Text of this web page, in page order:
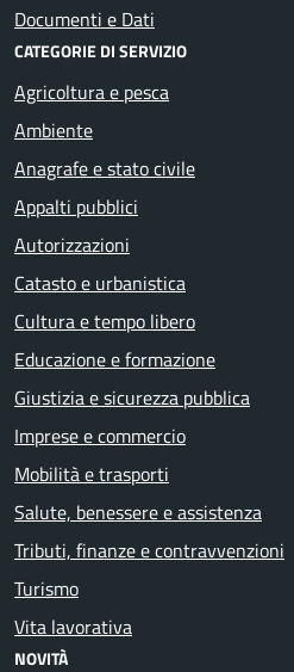
Documenti e Dati
CATEGORIE DI SERVIZIO
Agricoltura e pesca
Ambiente
Anagrafe e stato civile
Appalti pubblici
Autorizzazioni
Catasto e urbanistica
Cultura e tempo libero
Educazione e formazione
Giustizia e sicurezza pubblica
Imprese e commercio
Mobilità e trasporti
Salute, benessere e assistenza
Tributi, finanze e contravvenzioni
Turismo
Vita lavorativa
NOVITÀ